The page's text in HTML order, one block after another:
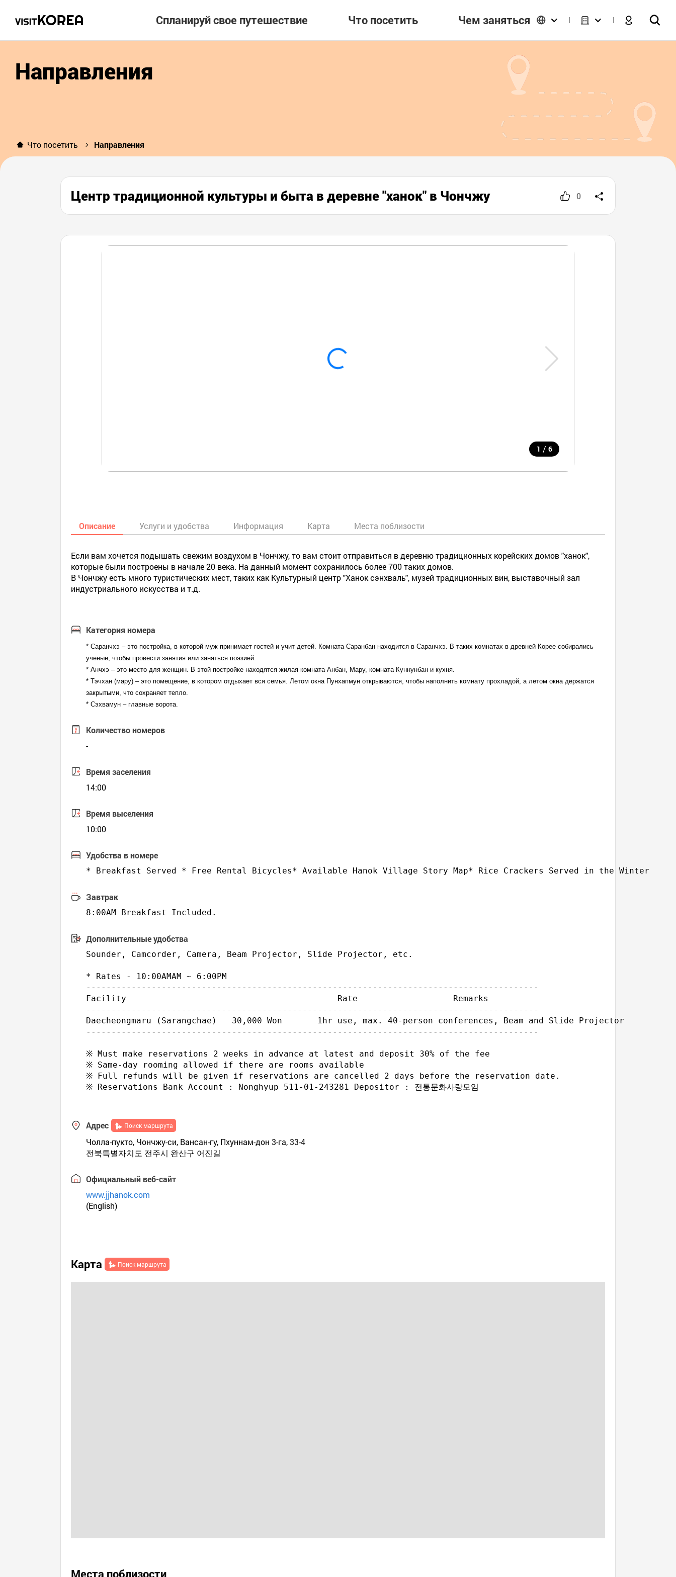
Спланируй свое путешествие Что посетить Чем заняться
Направления
Что посетить Направления
Центр традиционной культуры и быта в деревне "ханок" в Чончжу 0
1 / 6
Описание Услуги и удобства Информация Карта Места поблизости
Если вам хочется подышать свежим воздухом в Чончжу, то вам стоит отправиться в деревню традиционных корейских домов "ханок",
которые были построены в начале 20 века. На данный момент сохранилось более 700 таких домов.
В Чончжу есть много туристических мест, таких как Культурный центр "Ханок сэнхваль", музей традиционных вин, выставочный зал
индустриального искусства и т.д.
Категория номера
* Саранчхэ – это постройка, в которой муж принимает гостей и учит детей. Комната Саранбан находится в Саранчхэ. В таких комнатах в древней Корее собирались
ученые, чтобы провести занятия или заняться поэзией.
* Анчхэ – это место для женщин. В этой постройке находятся жилая комната Анбан, Мару, комната Куннунбан и кухня.
* Тэчхан (мару) – это помещение, в котором отдыхает вся семья. Летом окна Пунхапмун открываются, чтобы наполнить комнату прохладой, а летом окна держатся
закрытыми, что сохраняет тепло.
* Сэхвамун – главные ворота.
Количество номеров
-
Время заселения
14:00
Время выселения
10:00
Удобства в номере
* Breakfast Served * Free Rental Bicycles* Available Hanok Village Story Map* Rice Crackers Served in the Winter
Завтрак
8:00AM Breakfast Included.
Дополнительные удобства
Sounder, Camcorder, Camera, Beam Projector, Slide Projector, etc.
* Rates - 10:00AMAM ~ 6:00PM
------------------------------------------------------------------------------------------
Facility                                          Rate                   Remarks
------------------------------------------------------------------------------------------
Daecheongmaru (Sarangchae)   30,000 Won       1hr use, max. 40-person conferences, Beam and Slide Projector
------------------------------------------------------------------------------------------
※ Must make reservations 2 weeks in advance at latest and deposit 30% of the fee
※ Same-day rooming allowed if there are rooms available
※ Full refunds will be given if reservations are cancelled 2 days before the reservation date.
※ Reservations Bank Account : Nonghyup 511-01-243281 Depositor : 전통문화사랑모임
Адрес Поиск маршрута
Чолла-пукто, Чончжу-си, Вансан-гу, Пхуннам-дон 3-га, 33-4
전북특별자치도 전주시 완산구 어진길
Официальный веб-сайт
www.jjhanok.com
(English)
Карта Поиск маршрута
Места поблизости